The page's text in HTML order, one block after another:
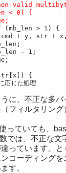
valid
< 0) {
(mb_len > 1) {
+ y, str +
- 1;
{
に、不正な多
フィルタリング
っていても、
では、不正な文
っています。
コーディング
す。